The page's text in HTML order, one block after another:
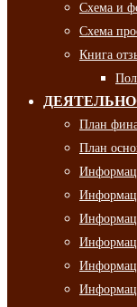
Схема и
Схема
Книга
План
План